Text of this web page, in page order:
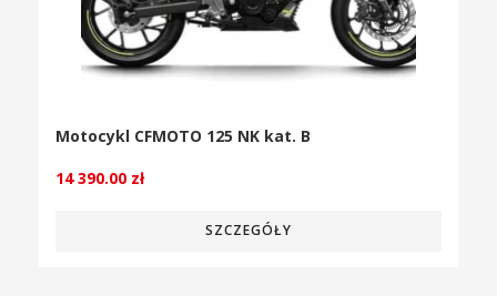
Motocykl CFMOTO 125 NK kat. B
14 390.00 zł
SZCZEGÓŁY